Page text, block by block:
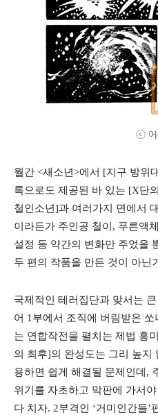
ⓒ 어
월간 <새소년>에서 [지구 방위
록으로도 제공된 바 있는 [X단
철인소년]과 여러가지 면에서
이라든가 주인공 철이, 푸른액
설정 등 약간의 변화만 주었을
두 편의 작품을 만든 것이 아닌
국제적인 테러집단과 맞서는
어 1부에서 조직에 버림받은
는 연합작전을 펼치는 제법 흥
의 최후]의 완성도는 그리 높지
용하면 쉽게 해결될 문제인데,
위기를 자초하고 막판에 가서
다 치자. 2부격인 ‘거미인간들